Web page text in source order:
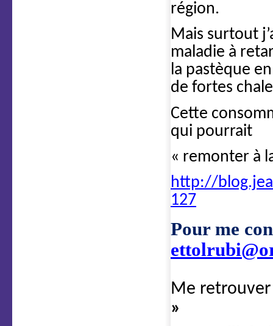
région.
Mais surtout
maladie à
la pastèque
de fortes
Cette
qui pourrait
« remonter à
http://
127
Pour me
Me
»